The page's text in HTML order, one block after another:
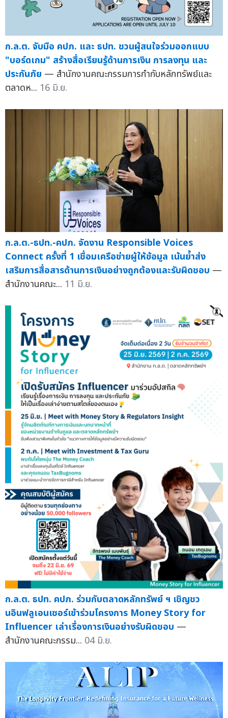
ก.ล.ต. จับมือ คปภ. และ ธปท. ชวนผู้สนใจร่วมออกแบบ
"บอร์ดเกม" สร้างสื่อเรียนรู้ด้านการเงิน การลงทุน และ
ประกันภัย — สำนักงานคณะกรรมการกำกับหลักทรัพย์และ
ตลาดห... 16 มิ.ย.
ก.ล.ต.-ธปท.-คปภ. จัดงาน Responsible Voices
Connect ครั้งที่ 1 เชื่อมเครือข่ายผู้ให้ข้อมูล เน้นย้ำส่ง
เสริมการสื่อสารด้านการเงินอย่างถูกต้องและรับผิดชอบ —
สำนักงานคณะ... 11 มิ.ย.
ก.ล.ต. ธปท. คปภ. ร่วมกับตลาดหลักทรัพย์ ฯ เชิญชว
นอินฟลูเอนเซอร์เข้าร่วมโครงการ Money Story for
Influencer เล่าเรื่องการเงินอย่างรับผิดชอบ —
สำนักงานคณะกรรม... 04 มิ.ย.